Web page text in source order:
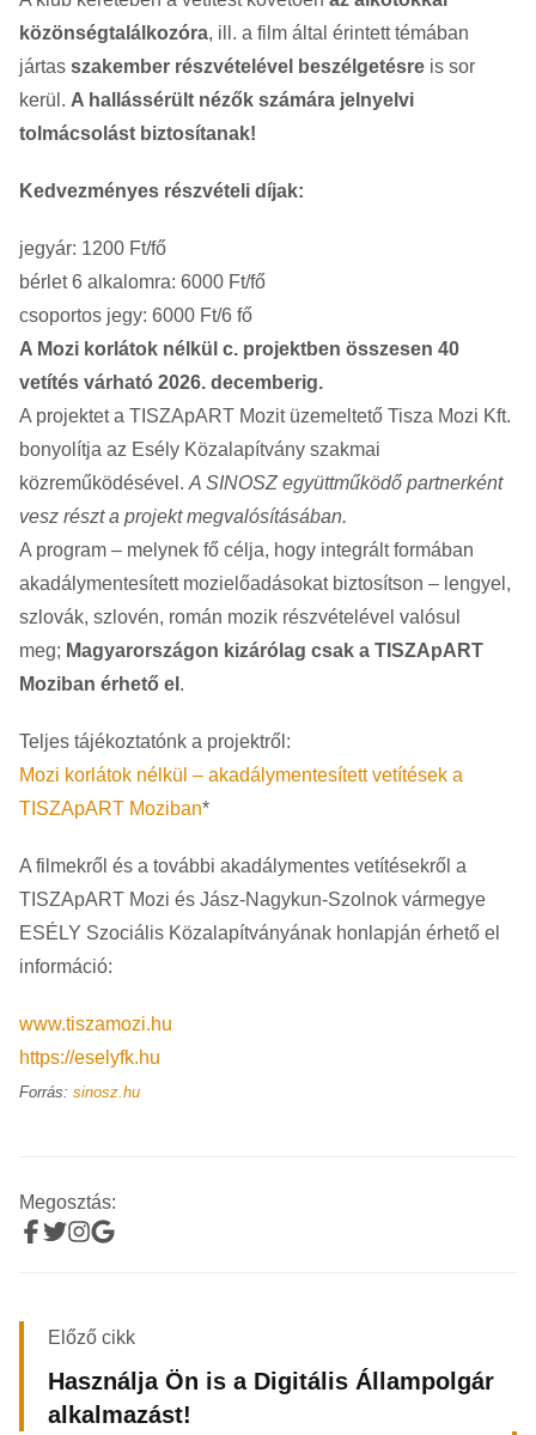
közönségtalálkozóra, ill. a film által érintett témában
jártas szakember részvételével beszélgetésre is sor
kerül. A hallássérült nézők számára jelnyelvi
tolmácsolást biztosítanak!
Kedvezményes részvételi díjak:
jegyár: 1200 Ft/fő
bérlet 6 alkalomra: 6000 Ft/fő
csoportos jegy: 6000 Ft/6 fő
A Mozi korlátok nélkül c. projektben összesen 40
vetítés várható 2026. decemberig.
A projektet a TISZApART Mozit üzemeltető Tisza Mozi Kft.
bonyolítja az Esély Közalapítvány szakmai
közreműködésével. A SINOSZ együttműködő partnerként
vesz részt a projekt megvalósításában.
A program – melynek fő célja, hogy integrált formában
akadálymentesített mozielőadásokat biztosítson – lengyel,
szlovák, szlovén, román mozik részvételével valósul
meg; Magyarországon kizárólag csak a TISZApART
Moziban érhető el .
Teljes tájékoztatónk a projektről:
Mozi korlátok nélkül – akadálymentesített vetítések a
TISZApART Moziban*
A filmekről és a további akadálymentes vetítésekről a
TISZApART Mozi és Jász-Nagykun-Szolnok vármegye
ESÉLY Szociális Közalapítványának honlapján érhető el
információ:
www.tiszamozi.hu
https://eselyfk.hu
Forrás: sinosz.hu
Megosztás:
Előző cikk
Használja Ön is a Digitális Állampolgár
alkalmazást!